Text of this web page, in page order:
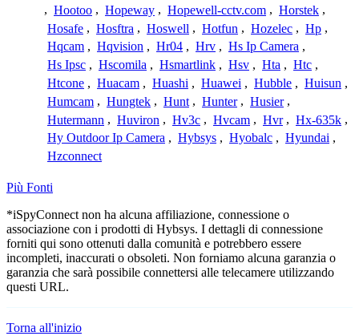
, Hootoo , Hopeway , Hopewell-cctv.com , Horstek ,
Hosafe , Hosftra , Hoswell , Hotfun , Hozelec , Hp ,
Hqcam , Hqvision , Hr04 , Hrv , Hs Ip Camera ,
Hs Ipsc , Hscomila , Hsmartlink , Hsv , Hta , Htc ,
Htcone , Huacam , Huashi , Huawei , Hubble , Huisun ,
Humcam , Hungtek , Hunt , Hunter , Husier ,
Hutermann , Huviron , Hv3c , Hvcam , Hvr , Hx-635k ,
Hy Outdoor Ip Camera , Hybsys , Hyobalc , Hyundai ,
Hzconnect
Più Fonti
*iSpyConnect non ha alcuna affiliazione, connessione o
associazione con i prodotti di Hybsys. I dettagli di connessione
forniti qui sono ottenuti dalla comunità e potrebbero essere
incompleti, inaccurati o obsoleti. Non forniamo alcuna garanzia o
garanzia che sarà possibile connettersi alle telecamere utilizzando
questi URL.
Torna all'inizio